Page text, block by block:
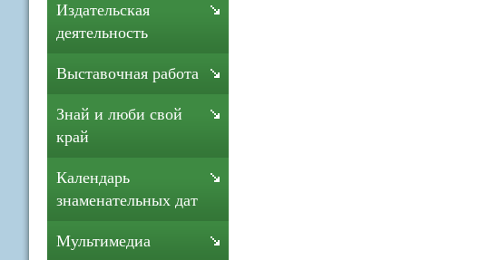
Издательская
деятельность
Выставочная работа
Знай и люби свой
край
Календарь
знаменательных дат
Мультимедиа